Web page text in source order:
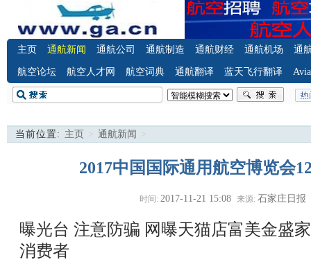
主页 通航新闻 通航公司 通航制造 通航财经 通航机场 通
航空论坛 航空人才网 航空词典 通航翻译 蓝天飞行翻译
当前位置: 主页 > 通航新闻 >
2017中国国际通用航空博览会
时间: 2017-11-21 15:08 来源: 石家庄日报
曝光台 注意防骗 网曝天猫店富美金盛
消费者